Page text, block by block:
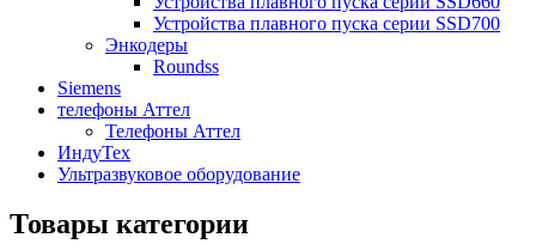
Устройства плавного пуска серии SSD700
Энкодеры
Roundss
Siemens
телефоны Аттел
Телефоны Аттел
ИндуТех
Ультразвуковое оборудование
Товары категории